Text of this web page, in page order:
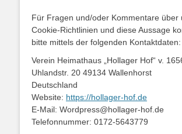
Für Fragen und/oder Kommentare über
Cookie-Richtlinien und diese Aussage
bitte mittels der folgenden Kontaktdaten:
Verein Heimathaus „Hollager Hof“ v.
Uhlandstr. 20 49134 Wallenhorst
Deutschland
Website: https://hollager-hof.de
E-Mail: Wordpress@hollager-hof.de
Telefonnummer: 0172-5643779